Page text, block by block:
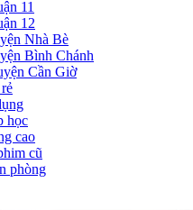
11
12
Nhà Bè
Bình Chánh
Cần Giờ
học
cao
cũ
phòng